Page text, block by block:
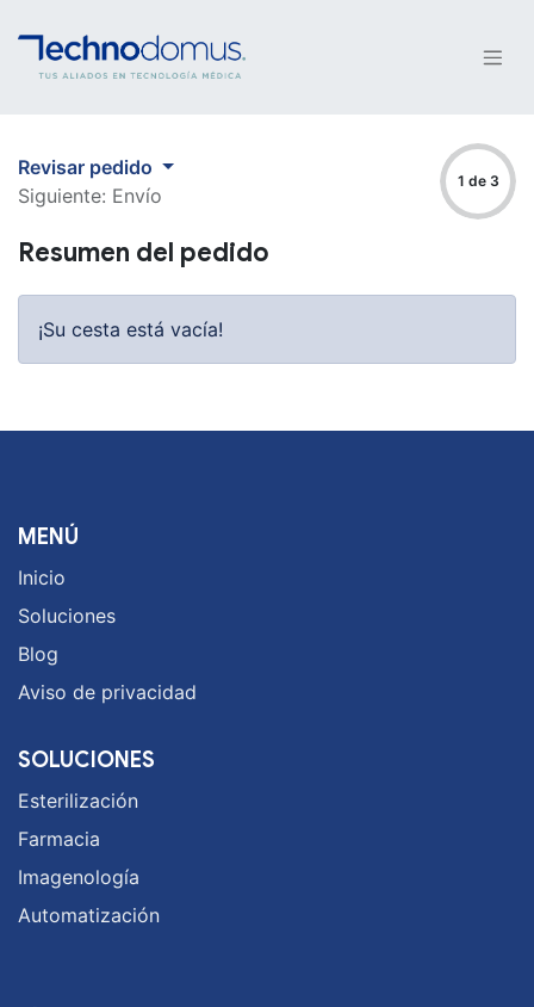
Revisar pedido
Siguiente: Envío
1 de 3
Resumen del pedido
¡Su cesta está vacía!
MENÚ
Inicio
Soluciones
Blog
Aviso de privacidad
SOLUCIONES
Esterilización
Farmacia
Imagenología
Automatización